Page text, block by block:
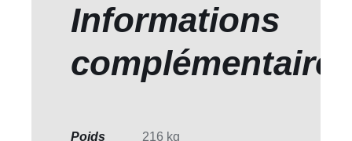
Informations
complémentaires
Poids 216 kg